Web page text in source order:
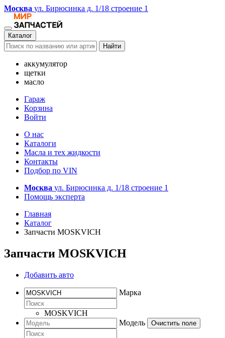
Москва ул. Бирюсинка д. 1/18 строение 1
Каталог
Найти
аккумулятор
щетки
масло
Гараж
Корзина
Войти
О нас
Каталоги
Масла и тех жидкости
Контакты
Подбор по VIN
Москва ул. Бирюсинка д. 1/18 строение 1
Помощь эксперта
Главная
Каталог
Запчасти MOSKVICH
Запчасти MOSKVICH
Добавить авто
Марка
MOSKVICH
Модель
Очистить поле